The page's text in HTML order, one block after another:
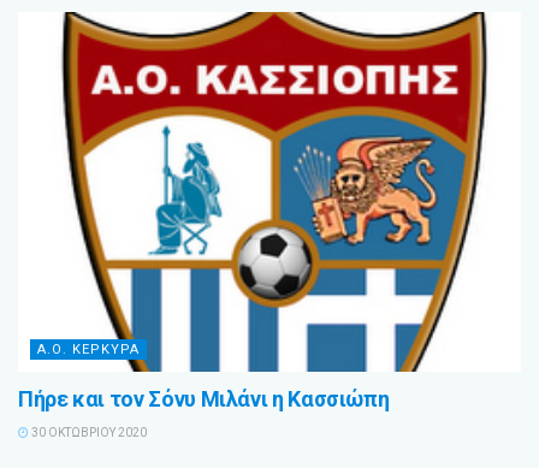
Α.Ο. ΚΕΡΚΥΡΑ
Πήρε και τον Σόνυ Μιλάνι η Κασσιώπη
30 ΟΚΤΩΒΡΊΟΥ 2020